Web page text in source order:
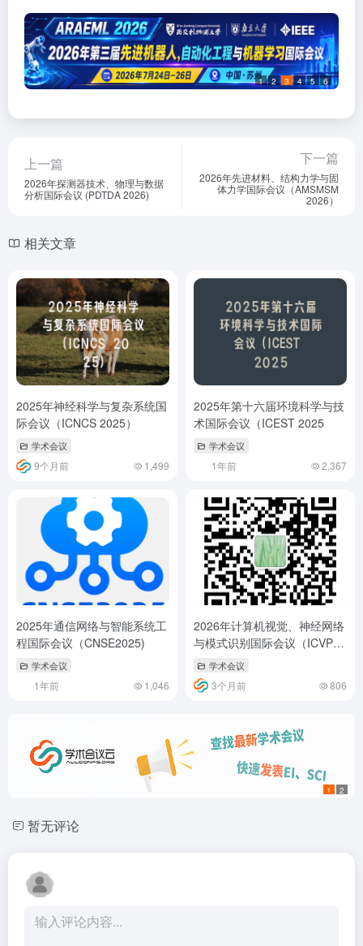
1 2 3 4 5 6
上一篇
2026年探测器技术、物理与数据
分析国际会议 (PDTDA 2026)
下一篇
2026年先进材料、结构力学与固
体力学国际会议（AMSMSM
2026）
相关文章
2025年神经科学与复杂系统国
际会议（ICNCS 2025）
学术会议
9个月前 1,499
2025年第十六届环境科学与技
术国际会议（ICEST 2025
学术会议
1年前 2,367
2025年通信网络与智能系统工
程国际会议（CNSE2025)
学术会议
1年前 1,046
2026年计算机视觉、神经网络
与模式识别国际会议（ICVPR
2026）
学术会议
3个月前 806
1 2
暂无评论